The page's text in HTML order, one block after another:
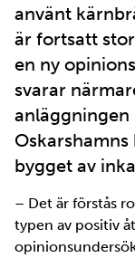
använt
är fortsatt
en ny
svarar
anläggningen
bygget av
– Det är förstås
typen av positiv